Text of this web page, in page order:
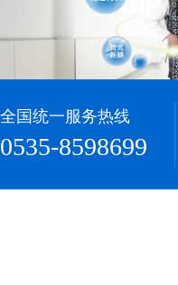
全国统一服务热线
0535-8598699